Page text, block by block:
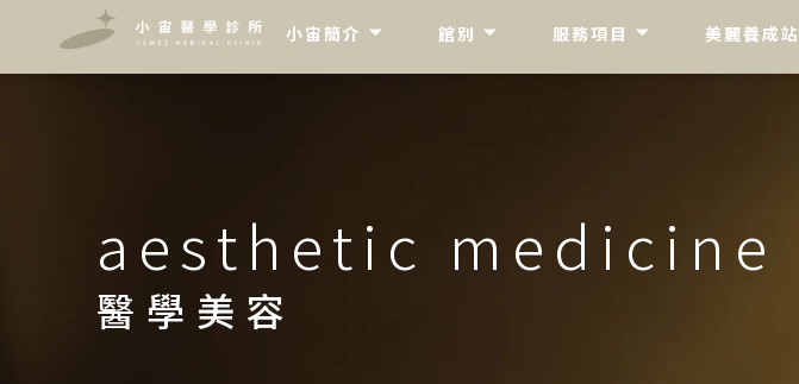
小宙簡介 館別 服務項目 美麗養成站
aesthetic medicine
醫學美容